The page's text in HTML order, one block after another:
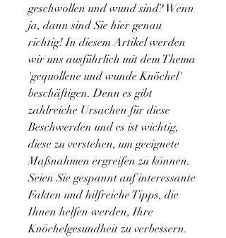
geschwollen und wund sind? Wenn
ja, dann sind Sie hier genau
richtig! In diesem Artikel werden
wir uns ausführlich mit dem Thema
'gequollene und wunde Knöchel'
beschäftigen. Denn es gibt
zahlreiche Ursachen für diese
Beschwerden und es ist wichtig,
diese zu verstehen, um geeignete
Maßnahmen ergreifen zu können.
Seien Sie gespannt auf interessante
Fakten und hilfreiche Tipps, die
Ihnen helfen werden, Ihre
Knöchelgesundheit zu verbessern.